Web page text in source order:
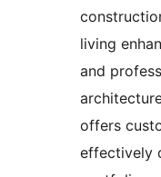
living
and
offers
effectively